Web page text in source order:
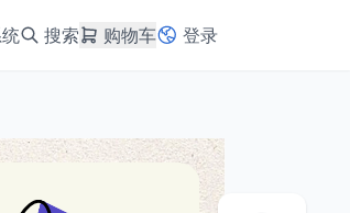
搜索 购物车 登录